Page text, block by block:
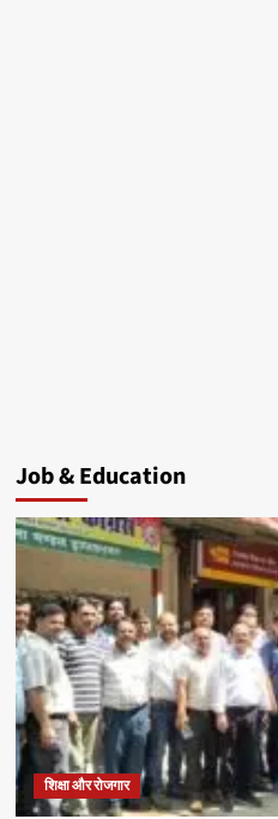
Job & Education
शिक्षा और रोजगार